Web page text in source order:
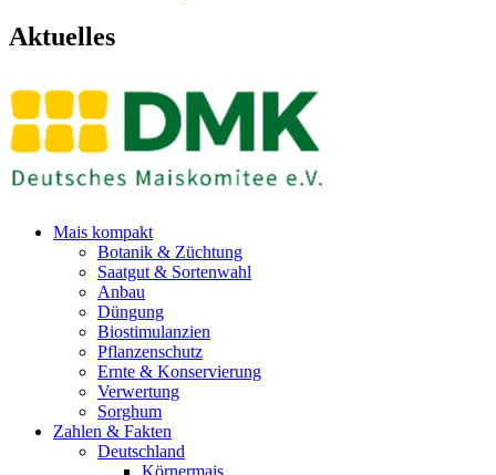
Aktuelles
Mais kompakt
Botanik & Züchtung
Saatgut & Sortenwahl
Anbau
Düngung
Biostimulanzien
Pflanzenschutz
Ernte & Konservierung
Verwertung
Sorghum
Zahlen & Fakten
Deutschland
Körnermais